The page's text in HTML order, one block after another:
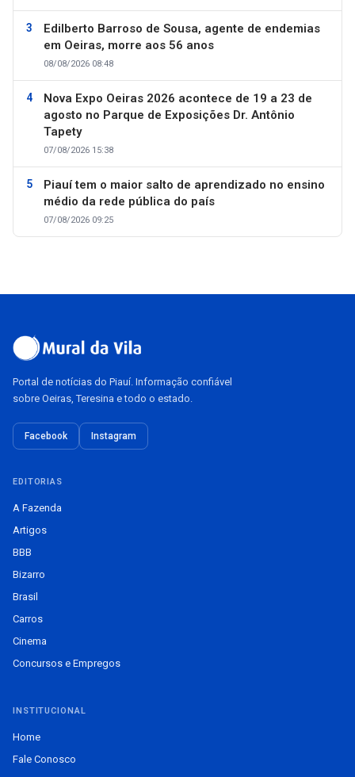
Edilberto Barroso de Sousa, agente de endemias
em Oeiras, morre aos 56 anos
08/08/2026 08:48
Nova Expo Oeiras 2026 acontece de 19 a 23 de
agosto no Parque de Exposições Dr. Antônio
Tapety
07/08/2026 15:38
Piauí tem o maior salto de aprendizado no ensino
médio da rede pública do país
07/08/2026 09:25
Portal de notícias do Piauí. Informação confiável
sobre Oeiras, Teresina e todo o estado.
Facebook Instagram
EDITORIAS
A Fazenda
Artigos
BBB
Bizarro
Brasil
Carros
Cinema
Concursos e Empregos
INSTITUCIONAL
Home
Fale Conosco